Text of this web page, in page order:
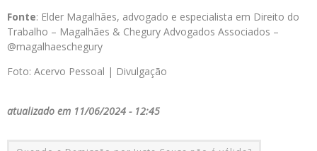
Fonte: Elder Magalhães, advogado e especialista em Direito do
Trabalho – Magalhães & Chegury Advogados Associados –
@magalhaeschegury
Foto: Acervo Pessoal | Divulgação
atualizado em 11/06/2024 - 12:45